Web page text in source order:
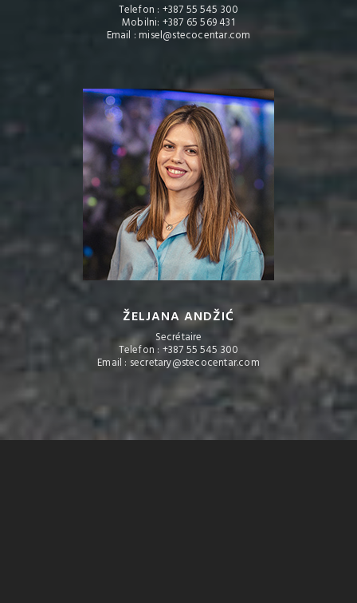
Telefon : +387 55 545 300
Mobilni: +387 65 569 431
Email : misel@stecocentar.com
ŽELJANA ANDŽIĆ
Secrétaire
Telefon : +387 55 545 300
Email : secretary@stecocentar.com